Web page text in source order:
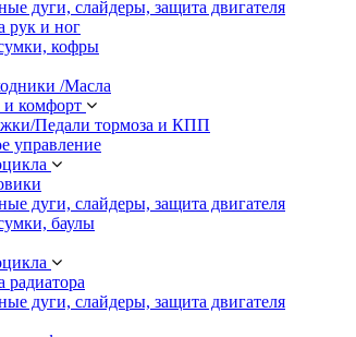
дуги, слайдеры, защита двигателя
рук и ног
кофры
/Масла
комфорт
Педали тормоза и КПП
управление
дуги, слайдеры, защита двигателя
баулы
радиатора
дуги, слайдеры, защита двигателя